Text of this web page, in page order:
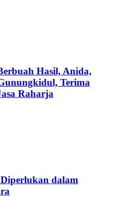
Hasil, Anida,
Terima
Raharja
dalam